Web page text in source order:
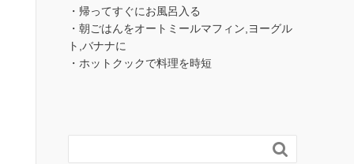
・帰ってすぐにお風呂入る
・朝ごはんをオートミールマフィン,ヨーグル
ト,バナナに
・ホットクックで料理を時短
